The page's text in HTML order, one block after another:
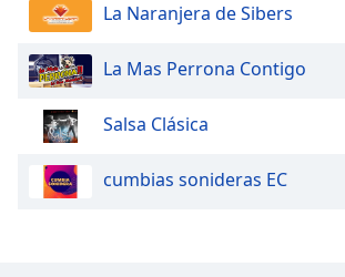
La Naranjera de Sibers
La Mas Perrona Contigo
Salsa Clásica
cumbias sonideras EC